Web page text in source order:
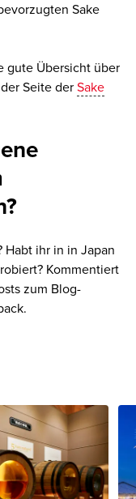
Sake
gute Übersicht über
Seite derSake
Habt ihr in in Japan
? Kommentiert
zum Blog-